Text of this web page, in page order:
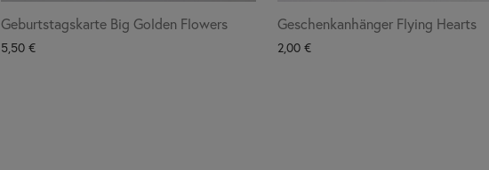
Geburtstagskarte Big Golden Flowers
5,50 €
Geschenkanhänger Flying Hearts
2,00 €